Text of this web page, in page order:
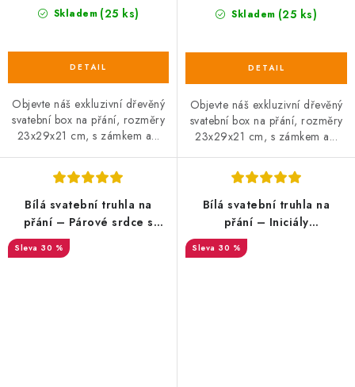
Skladem (25 ks)
Objevte náš exkluzivní dřevěný
svatební box na přání, rozměry
23x29x21 cm, s zámkem a...
Skladem (25 ks)
Objevte náš exkluzivní dřevěný
svatební box na přání, rozměry
23x29x21 cm, s zámkem a...
Bílá svatební truhla na
přání – Párové srdce s
iniciály novomanželů
30 %
Bílá svatební truhla na
přání – Iniciály
novomanželů s
poděkováním
30 %